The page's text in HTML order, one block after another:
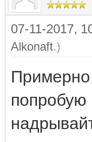
07-11-2017,
Alkonaft.)
Примерно
попробую